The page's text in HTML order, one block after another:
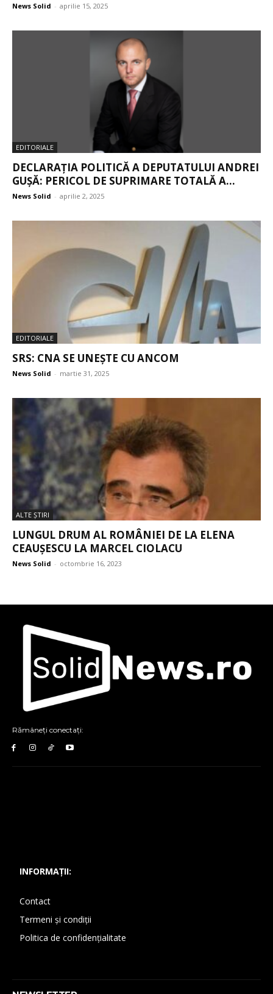
News Solid - aprilie 15, 2025
EDITORIALE
DECLARAȚIA POLITICĂ A DEPUTATULUI ANDREI
GUȘĂ: PERICOL DE SUPRIMARE TOTALĂ A...
News Solid - aprilie 2, 2025
EDITORIALE
SRS: CNA SE UNEȘTE CU ANCOM
News Solid - martie 31, 2025
ALTE ŞTIRI
LUNGUL DRUM AL ROMÂNIEI DE LA ELENA
CEAUȘESCU LA MARCEL CIOLACU
News Solid - octombrie 16, 2023
Rămâneți conectați:
INFORMAȚII:
Contact
Termeni și condiții
Politica de confidențialitate